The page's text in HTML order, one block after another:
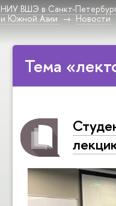
НИУ ВШЭ в Санкт-
и Южной Азии
Новости
Тема